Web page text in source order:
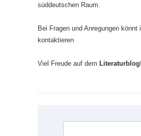
süddeutschen Raum.
Bei Fragen und Anregungen könnt
kontaktieren
Viel Freude auf dem Literaturblog!